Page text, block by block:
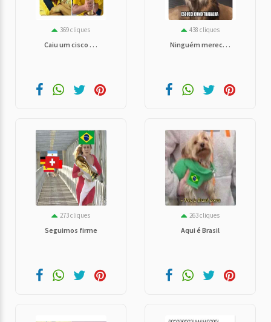
369 cliques
Caiu um cisco . . .
438 cliques
Ninguém merec. . .
273 cliques
Seguimos firme
263 cliques
Aqui é Brasil